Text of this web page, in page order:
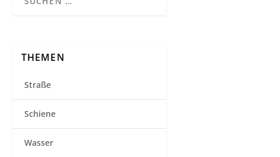
THEMEN
Straße
Schiene
Wasser